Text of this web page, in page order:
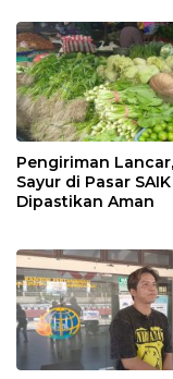
Pengiriman
Sayur di Pasar SAIK
Dipastikan Aman